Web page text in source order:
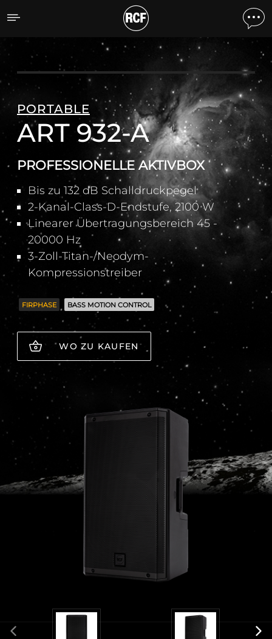
ART 932-A
PORTABLE
ART 932-A
PROFESSIONELLE AKTIVBOX
Bis zu 132 dB Schalldruckpegel
2-Kanal-Class-D-Endstufe, 2100 W
Linearer Übertragungsbereich 45 -
20000 Hz
3-Zoll-Titan-/Neodym-
Kompressionstreiber
FIRPHASE BASS MOTION CONTROL
WO ZU KAUFEN